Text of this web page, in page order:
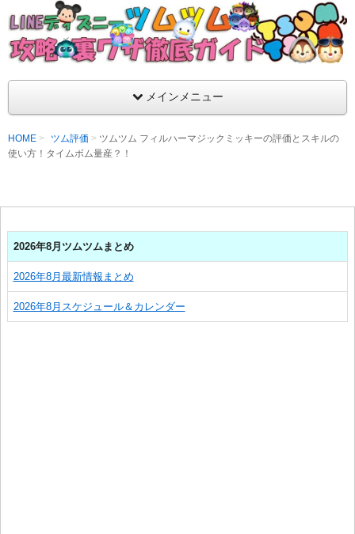
LINEディズニー ツムツム攻略・裏ワザ徹底
支持率No1！痒いところに手が届くツムツム攻略サイト！新ツ
ラ評価も丁寧に解説！ツムツムを120％楽しめるサイトを目指し
メインメニュー
HOME ツム評価
ツムツム フィルハーマジックミッキーの評価とスキルの
使い方！タイムボム量産？！
2026年8月ツムツムまとめ
2026年8月最新情報まとめ
2026年8月スケジュール＆カレンダー